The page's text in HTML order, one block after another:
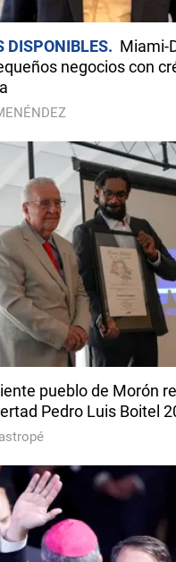
DISPONIBLES
Miami-
negocios con
pueblo de Morón
Pedro Luis Boitel